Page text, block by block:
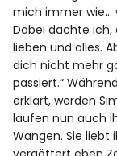
mich immer wie…
Dabei dachte ich,
lieben und alles.
dich nicht mehr
passiert.“
erklärt, werden
laufen nun auch
Wangen. Sie liebt